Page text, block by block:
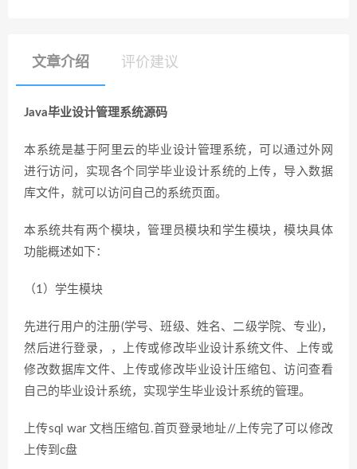
文章介绍 评价建议
Java毕业设计管理系统源码
本系统是基于阿里云的毕业设计管理系统，可以通过外网
进行访问，实现各个同学毕业设计系统的上传，导入数据
库文件，就可以访问自己的系统页面。
本系统共有两个模块，管理员模块和学生模块，模块具体
功能概述如下：
（1）学生模块
先进行用户的注册(学号、班级、姓名、二级学院、专业)，
然后进行登录，，上传或修改毕业设计系统文件、上传或
修改数据库文件、上传或修改毕业设计压缩包、访问查看
自己的毕业设计系统，实现学生毕业设计系统的管理。
上传sql war 文档压缩包.首页登录地址//上传完了可以修改
上传到c盘